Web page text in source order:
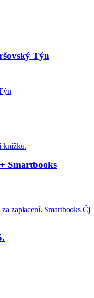
Týn
knížku.
Smartbooks
zaplacení. Smartbooks Čj